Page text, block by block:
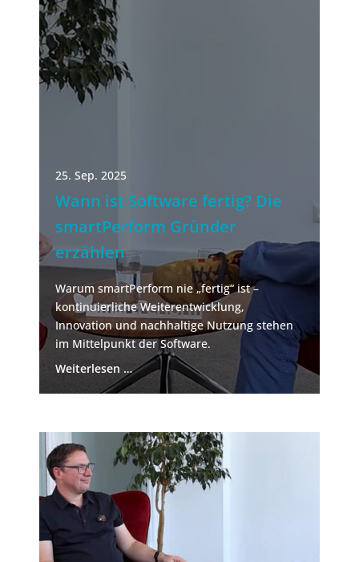
25. Sep. 2025
Wann ist Software fertig? Die
smartPerform Gründer
erzählen
Warum smartPerform nie „fertig“ ist –
kontinuierliche Weiterentwicklung,
Innovation und nachhaltige Nutzung stehen
im Mittelpunkt der Software.
Weiterlesen …